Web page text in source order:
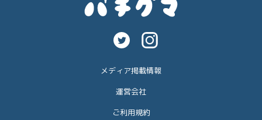
メディア掲載情報
運営会社
ご利用規約